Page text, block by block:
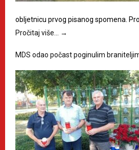
obljetnicu prvog pisanog spomena.
Pročitaj više…
→
MDS odao počast poginulim